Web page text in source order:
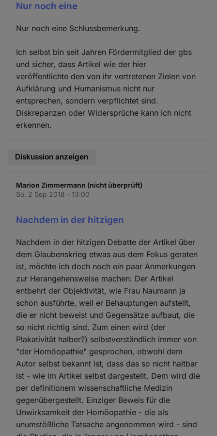
Nur noch eine
Nur noch eine Schlussbemerkung.
Ich selbst bin seit Jahren Fördermitglied der gbs
und sicher, dass Artikel wie der hier
veröffentlichte den von ihr vertretenen Zielen von
Aufklärung und Humanismus nicht nur
entsprechen, sondern verpflichtet sind.
Diskrepanzen oder Widersprüche kann ich nicht
erkennen.
Diskussion anzeigen
Marion Zimmermann (nicht überprüft)
So. 2 Sep 2018 - 13:00
Nachdem in der hitzigen
Nachdem in der hitzigen Debatte der Artikel über
dem Glaubenskrieg etwas aus dem Fokus geraten
ist, möchte ich doch noch ein paar Anmerkungen
zur Herangehensweise machen: Der Artikel
entbehrt der Objektivität, wie Frau Naumann ja
schon ausführte, weil er Behauptungen aufstellt,
die er nicht beweist und Gegensätze aufbaut, die
so nicht richtig sind. Zum einen wird (der
Plakativität halber?) selbstverständlich immer von
"der Homöopathie" gesprochen, obwohl dem
Autor selbst bekannt ist, dass das so nicht haltbar
ist - wie im Artikel selbst dargestellt. Dem wird die
per definitionem wissenschaftliche Medizin
gegenübergestellt. Einziger Beweis für die
Unwirksamkeit der Homöopathie - die als
unumstößliche Tatsache angenommen wird - sind